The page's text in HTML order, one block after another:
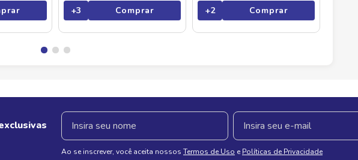
+3 Comprar +2 Comprar
Ao se inscrever, você aceita nossos Termos de Uso e Políticas de Privacidade